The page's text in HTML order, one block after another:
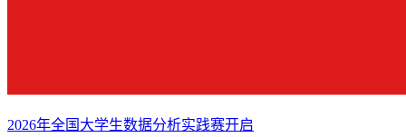
2026年全国大学生数据分析实践赛开启